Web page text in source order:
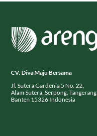
CV. Diva Maju Bersama
Jl. Sutera Gardenia 5 No. 22,
Alam Sutera, Serpong, Tangerang
Banten 15326 Indonesia